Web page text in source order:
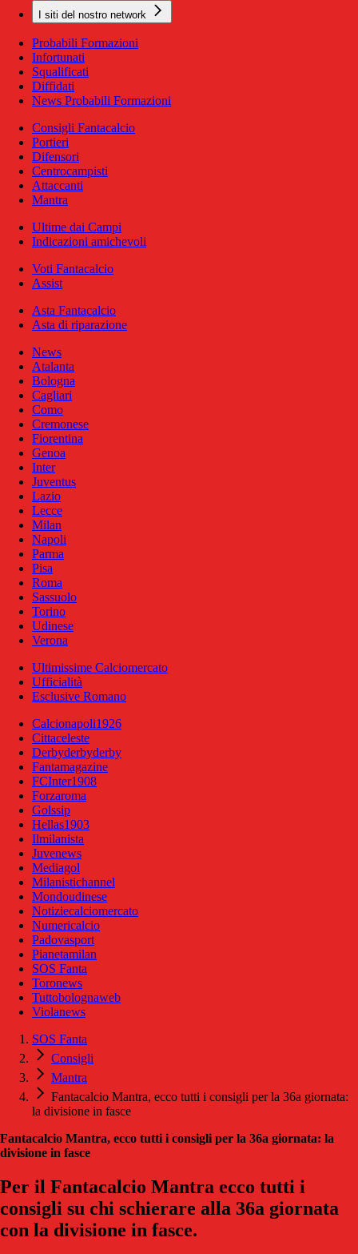
I siti del nostro network
Probabili Formazioni
Infortunati
Squalificati
Diffidati
News Probabili Formazioni
Consigli Fantacalcio
Portieri
Difensori
Centrocampisti
Attaccanti
Mantra
Ultime dai Campi
Indicazioni amichevoli
Voti Fantacalcio
Assist
Asta Fantacalcio
Asta di riparazione
News
Atalanta
Bologna
Cagliari
Como
Cremonese
Fiorentina
Genoa
Inter
Juventus
Lazio
Lecce
Milan
Napoli
Parma
Pisa
Roma
Sassuolo
Torino
Udinese
Verona
Ultimissime Calciomercato
Ufficialità
Esclusive Romano
Calcionapoli1926
Cittaceleste
Derbyderbyderby
Fantamagazine
FCInter1908
Forzaroma
Golssip
Hellas1903
Ilmilanista
Juvenews
Mediagol
Milanistichannel
Mondoudinese
Notiziecalciomercato
Numericalcio
Padovasport
Pianetamilan
SOS Fanta
Toronews
Tuttobolognaweb
Violanews
SOS Fanta
Consigli
Mantra
Fantacalcio Mantra, ecco tutti i consigli per la 36a giornata:
la divisione in fasce
Fantacalcio Mantra, ecco tutti i consigli per la 36a giornata: la
divisione in fasce
Per il Fantacalcio Mantra ecco tutti i
consigli su chi schierare alla 36a giornata
con la divisione in fasce.